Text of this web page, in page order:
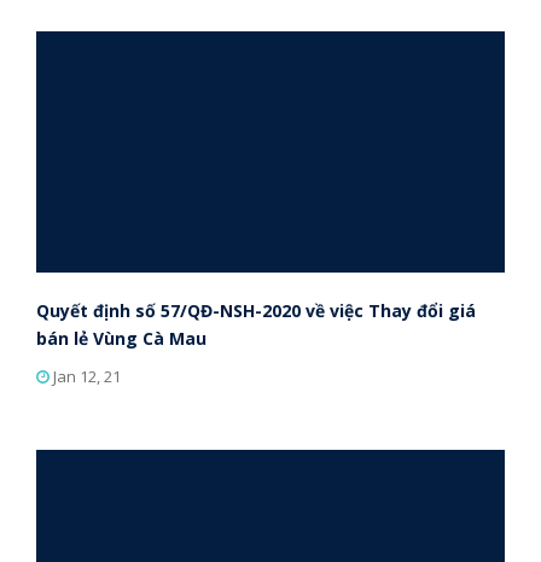
Quyết định số 57/QĐ-NSH-2020 về việc Thay đổi giá
bán lẻ Vùng Cà Mau
Jan 12, 21